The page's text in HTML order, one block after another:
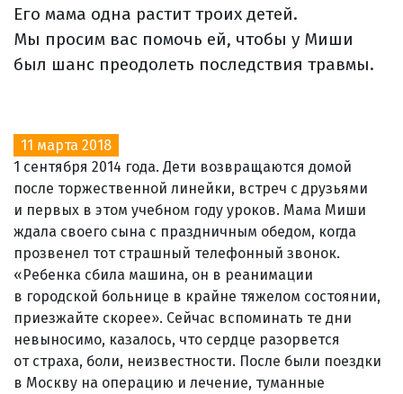
Его мама одна растит троих детей.
Мы просим вас помочь ей, чтобы у Миши
был шанс преодолеть последствия травмы.
11 марта 2018
1 сентября 2014 года. Дети возвращаются домой
после торжественной линейки, встреч с друзьями
и первых в этом учебном году уроков. Мама Миши
ждала своего сына с праздничным обедом, когда
прозвенел тот страшный телефонный звонок.
«Ребенка сбила машина, он в реанимации
в городской больнице в крайне тяжелом состоянии,
приезжайте скорее». Сейчас вспоминать те дни
невыносимо, казалось, что сердце разорвется
от страха, боли, неизвестности. После были поездки
в Москву на операцию и лечение, туманные